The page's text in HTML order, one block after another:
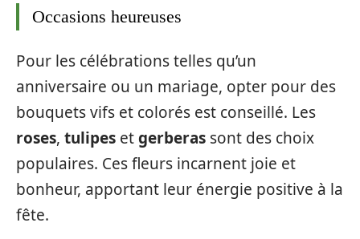
Occasions heureuses
Pour les célébrations telles qu’un
anniversaire ou un mariage, opter pour des
bouquets vifs et colorés est conseillé. Les
roses, tulipes etgerberas sont des choix
populaires. Ces fleurs incarnent joie et
bonheur, apportant leur énergie positive à la
fête.